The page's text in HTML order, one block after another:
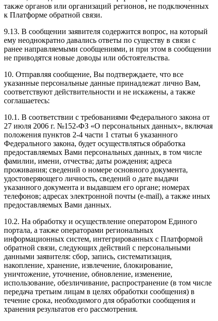
также органов или организаций регионов, не подключенных
к Платформе обратной связи.
9.13. В сообщении заявителя содержится вопрос, на который
ему неоднократно давались ответы по существу в связи с
ранее направляемыми сообщениями, и при этом в сообщении
не приводятся новые доводы или обстоятельства.
10. Отправляя сообщение, Вы подтверждаете, что все
указанные персональные данные принадлежат лично Вам,
соответствуют действительности и не искажены, а также
соглашаетесь:
10.1. В соответствии с требованиями Федерального закона от
27 июля 2006 г. №152-ФЗ «О персональных данных», включая
положения пунктов 2-4 части 1 статьи 6 указанного
Федерального закона, будет осуществляться обработка
предоставляемых Вами персональных данных, в том числе
фамилии, имени, отчества; даты рождения; адреса
проживания; сведений о номере основного документа,
удостоверяющего личность, сведений о дате выдачи
указанного документа и выдавшем его органе; номерах
телефонов; адресах электронной почты (е-mail), а также иных
предоставляемых Вами данных.
10.2. На обработку и осуществление оператором Единого
портала, а также операторами региональных
информационных систем, интегрированных с Платформой
обратной связи, следующих действий с персональными
данными заявителя: сбор, запись, систематизация,
накопление, хранение, извлечение, блокирование,
уничтожение, уточнение, обновление, изменение,
использование, обезличивание, распространение (в том числе
передача третьим лицам в целях обработки сообщения) в
течение срока, необходимого для обработки сообщения и
хранения результатов его рассмотрения.